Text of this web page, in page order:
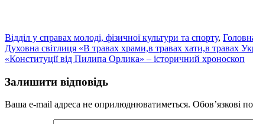
Відділ у справах молоді, фізичної культури та спорту,
Навігація
записів
Духовна світлиця «В травах храми,в травах хати,в травах
«Конституції від Пилипа Орлика» – історичний хроноскоп
Залишити відповідь
Ваша e-mail адреса не оприлюднюватиметься. Обов’язкові